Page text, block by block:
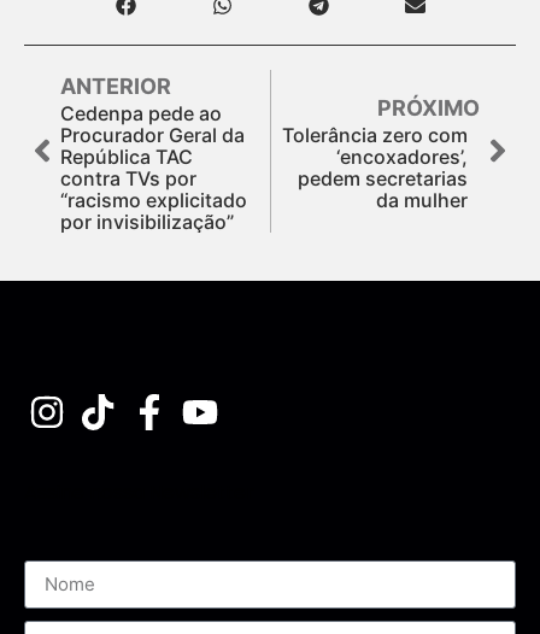
ANTERIOR
Cedenpa pede ao
Procurador Geral da
República TAC
contra TVs por
“racismo explicitado
por invisibilização”
PRÓXIMO
Tolerância zero com
‘encoxadores’,
pedem secretarias
da mulher